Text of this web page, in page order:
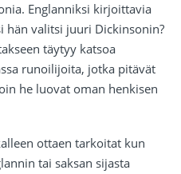
Englanniksi kirjoittavia
valitsi juuri Dickinsonin?
täytyy katsoa
runoilijoita, jotka pitävät
he luovat oman henkisen
ottaen tarkoitat kun
tai saksan sijasta